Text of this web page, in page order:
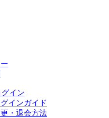
グイン
インガイド
・退会方法